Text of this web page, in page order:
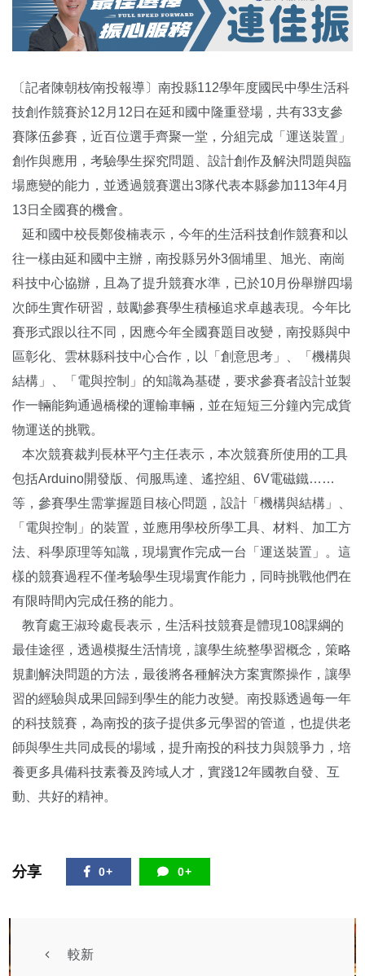
〔記者陳朝枝∕南投報導〕南投縣112學年度國民中學生活科
技創作競賽於12月12日在延和國中隆重登場，共有33支參
賽隊伍參賽，近百位選手齊聚一堂，分組完成「運送裝置」
創作與應用，考驗學生探究問題、設計創作及解決問題與臨
場應變的能力，並透過競賽選出3隊代表本縣參加113年4月
13日全國賽的機會。
延和國中校長鄭俊楠表示，今年的生活科技創作競賽和以
往一樣由延和國中主辦，南投縣另外3個埔里、旭光、南崗
科技中心協辦，且為了提升競賽水準，已於10月份舉辦四場
次師生實作研習，鼓勵參賽學生積極追求卓越表現。今年比
賽形式跟以往不同，因應今年全國賽題目改變，南投縣與中
區彰化、雲林縣科技中心合作，以「創意思考」、「機構與
結構」、「電與控制」的知識為基礎，要求參賽者設計並製
作一輛能夠通過橋樑的運輸車輛，並在短短三分鐘內完成貨
物運送的挑戰。
本次競賽裁判長林平勺主任表示，本次競賽所使用的工具
包括Arduino開發版、伺服馬達、遙控組、6V電磁鐵……
等，參賽學生需掌握題目核心問題，設計「機構與結構」、
「電與控制」的裝置，並應用學校所學工具、材料、加工方
法、科學原理等知識，現場實作完成一台「運送裝置」。這
樣的競賽過程不僅考驗學生現場實作能力，同時挑戰他們在
有限時間內完成任務的能力。
教育處王淑玲處長表示，生活科技競賽是體現108課綱的
最佳途徑，透過模擬生活情境，讓學生統整學習概念，策略
規劃解決問題的方法，最後將各種解決方案實際操作，讓學
習的經驗與成果回歸到學生的能力改變。南投縣透過每一年
的科技競賽，為南投的孩子提供多元學習的管道，也提供老
師與學生共同成長的場域，提升南投的科技力與競爭力，培
養更多具備科技素養及跨域人才，實踐12年國教自發、互
動、共好的精神。
分享 0+ 0+
較新